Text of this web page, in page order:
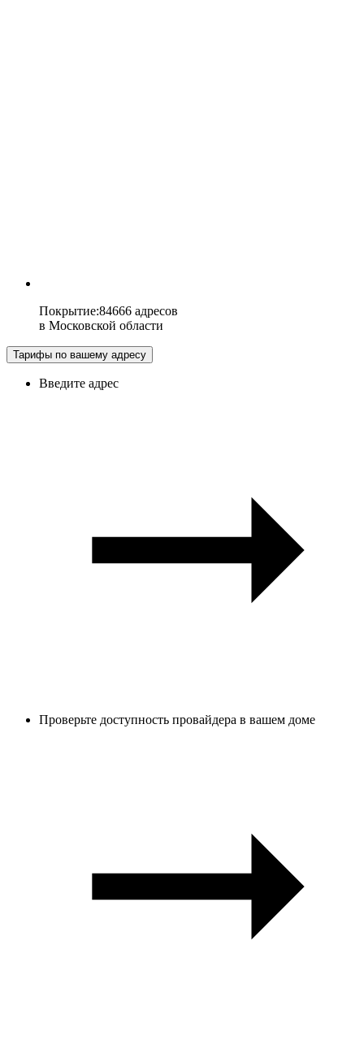
Покрытие:84666 адресов
в Московской области
Тарифы по вашему адресу
Введите адрес
Проверьте доступность провайдера в вашем доме